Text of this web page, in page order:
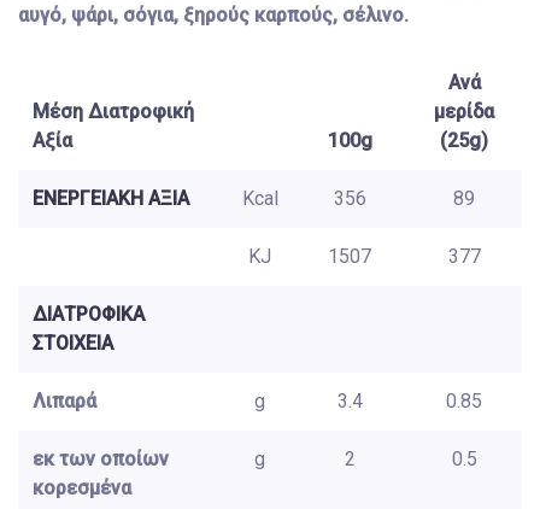
αυγό, ψάρι, σόγια, ξηρούς καρπούς, σέλινο.
Μέση Διατροφική
Αξία
100g
Ανά
μερίδα
(25g)
ΕΝΕΡΓΕΙΑΚΗ ΑΞΙΑ Kcal 356 89
KJ 1507 377
ΔΙΑΤΡΟΦΙΚΑ
ΣΤΟΙΧΕΙΑ
Λιπαρά g 3.4 0.85
εκ των οποίων
κορεσμένα
g 2 0.5